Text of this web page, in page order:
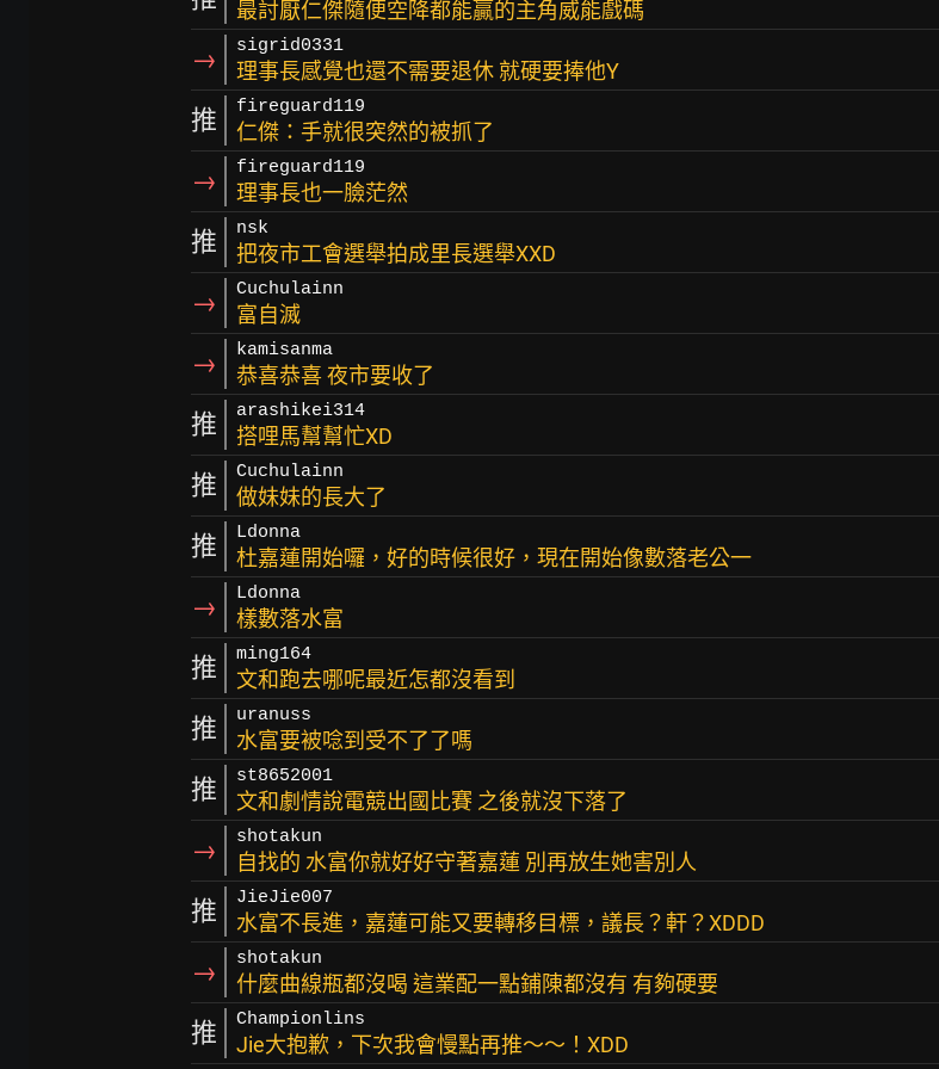
最討厭仁傑隨便空降都能贏的主角威能戲碼
→ sigrid0331
理事長感覺也還不需要退休 就硬要捧他Y
推 fireguard119
仁傑：手就很突然的被抓了
→ fireguard119
理事長也一臉茫然
推 nsk
把夜市工會選舉拍成里長選舉XXD
→ Cuchulainn
富自滅
→ kamisanma
恭喜恭喜 夜市要收了
推 arashikei314
搭哩馬幫幫忙XD
推 Cuchulainn
做妹妹的長大了
推 Ldonna
杜嘉蓮開始囉，好的時候很好，現在開始像數落老公一
→ Ldonna
樣數落水富
推 ming164
文和跑去哪呢最近怎都沒看到
推 uranuss
水富要被唸到受不了了嗎
推 st8652001
文和劇情說電競出國比賽 之後就沒下落了
→ shotakun
自找的 水富你就好好守著嘉蓮 別再放生她害別人
推 JieJie007
水富不長進，嘉蓮可能又要轉移目標，議長？軒？XDDD
→ shotakun
什麼曲線瓶都沒喝 這業配一點鋪陳都沒有 有夠硬要
推 Championlins
Jie大抱歉，下次我會慢點再推～～！XDD